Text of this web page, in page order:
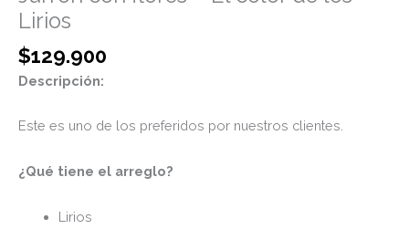
Lirios
$129.900
Descripción:
Este es uno de los preferidos por nuestros clientes.
¿Qué tiene el arreglo?
Lirios